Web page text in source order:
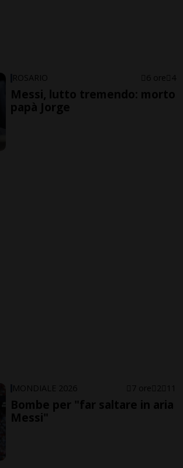
ROSARIO 6 ore 4
Messi, lutto tremendo: morto
papà Jorge
MONDIALE 2026 7 ore 2 11
Bombe per "far saltare in aria
Messi"